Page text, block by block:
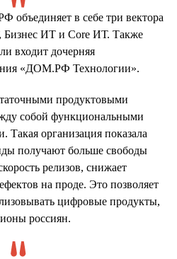
объединяет в себе три вектора
Бизнес ИТ и Core ИТ. Также
входит дочерняя
«ДОМ.РФ Технологии».
продуктовыми
собой функциональными
организация показала
получают больше свободы
релизов, снижает
на проде. Это позволяет
цифровые продукты,
россиян.